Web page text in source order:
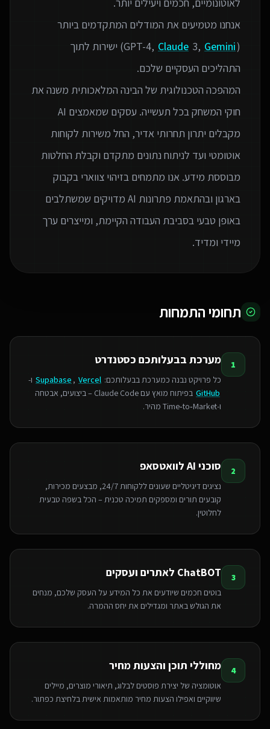
אנחנו מטמיעים את המודלים המתקדמים ביותר
(GPT-4,
Claude 3, Gemini
) ישירות לתוך
המהפכה הטכנולוגית של הבינה המלאכותית משנה את
חוקי המשחק בכל תעשייה. עסקים שמאמצים AI
מקבלים יתרון תחרותי אדיר, החל משירות לקוחות
אוטומטי ועד לניתוח נתונים מתקדם וקבלת החלטות
מבוססת מידע. אנו מתמחים בזיהוי צווארי בקבוק
בארגון ובהתאמת פתרונות AI מדויקים שמשתלבים
באופן טבעי בסביבת העבודה הקיימת, ומייצרים ערך
מיידי ומדיד.
תחומי התמחות
1 מערכת בבעלותכם כסטנדרט
כל פרויקט נבנה כמערכת בבעלותכם: Supabase , Vercel
ו-
GitHub
בפיתוח מואץ עם Claude Code – ביצועים, אבטחה
ו‑Time‑to‑Market מהיר.
2 סוכני AI לוואטסאפ
נציגים דיגיטליים שעונים ללקוחות 24/7, מבצעים מכירות,
קובעים תורים ומספקים תמיכה טכנית – הכל בשפה טבעית
לחלוטין.
3 ChatBOT לאתרים ועסקים
בוטים חכמים שיודעים את כל המידע על העסק שלכם, מנחים
את הגולש באתר ומגדילים את יחס ההמרה.
4 מחוללי תוכן והצעות מחיר
אוטומציה של יצירת פוסטים לבלוג, תיאורי מוצרים, מיילים
שיווקיים ואפילו הצעות מחיר מותאמות אישית בלחיצת כפתור.